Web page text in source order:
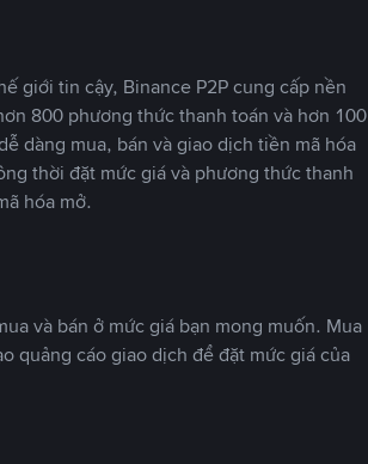
giới tin cậy, Binance P2P cung cấp nền
800 phương thức thanh toán và hơn 100
dàng mua, bán và giao dịch tiền mã hóa
thời đặt mức giá và phương thức thanh
hóa mở.
và bán ở mức giá bạn mong muốn. Mua
quảng cáo giao dịch để đặt mức giá của